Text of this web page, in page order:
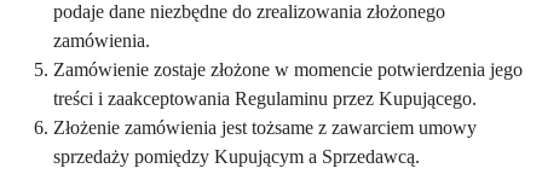
podaje dane niezbędne do zrealizowania złożonego
zamówienia.
Zamówienie zostaje złożone w momencie potwierdzenia jego
treści i zaakceptowania Regulaminu przez Kupującego.
Złożenie zamówienia jest tożsame z zawarciem umowy
sprzedaży pomiędzy Kupującym a Sprzedawcą.